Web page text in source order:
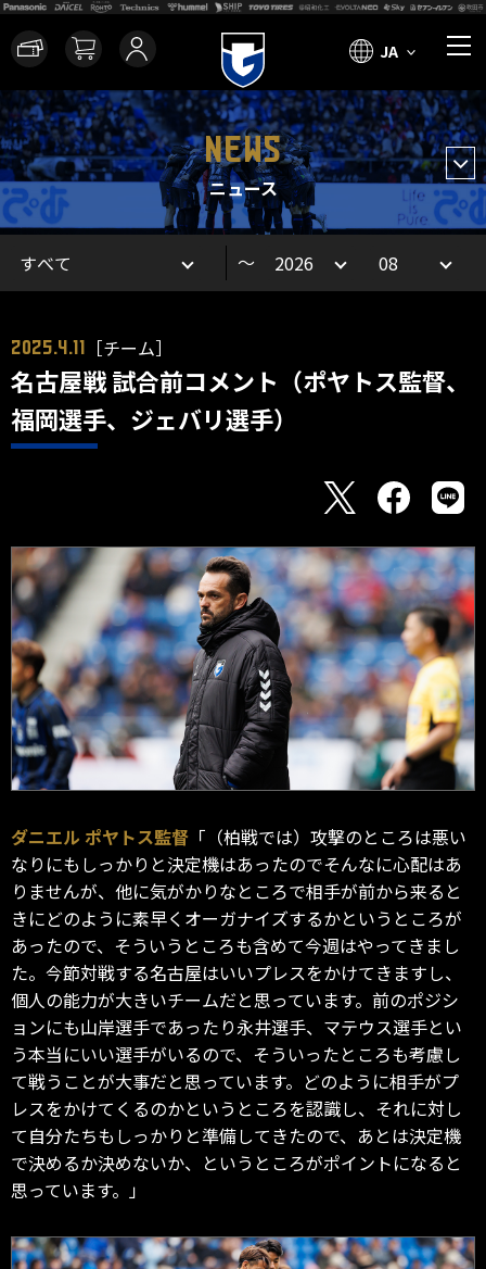
JA
NEWS
ニュース
～
2025.4.11 ［チーム］
名古屋戦 試合前コメント（ポヤトス監督、
福岡選手、ジェバリ選手）
ダニエル ポヤトス監督 「（柏戦では）攻撃のところは悪い
なりにもしっかりと決定機はあったのでそんなに心配はあ
りませんが、他に気がかりなところで相手が前から来ると
きにどのように素早くオーガナイズするかというところが
あったので、そういうところも含めて今週はやってきまし
た。今節対戦する名古屋はいいプレスをかけてきますし、
個人の能力が大きいチームだと思っています。前のポジシ
ョンにも山岸選手であったり永井選手、マテウス選手とい
う本当にいい選手がいるので、そういったところも考慮し
て戦うことが大事だと思っています。どのように相手がプ
レスをかけてくるのかというところを認識し、それに対し
て自分たちもしっかりと準備してきたので、あとは決定機
で決めるか決めないか、というところがポイントになると
思っています。」